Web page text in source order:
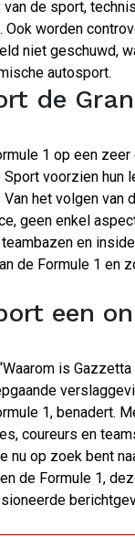
de sport,
worden
niet geschuwd,
autosport.
de
1 op een
voorzien hun
het volgen
geen enkel
en
de Formule 1 en
een
is
1, benadert.
coureurs en
nu op zoek bent
de Formule 1,